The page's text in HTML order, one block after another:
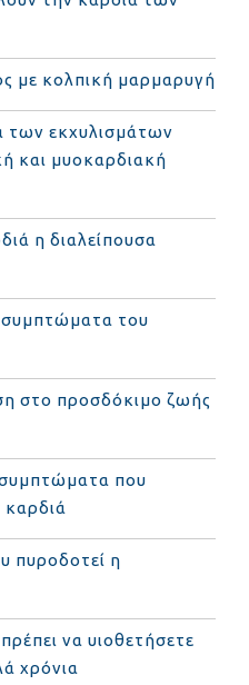
με κολπική μαρμαρυγή
των εκχυλισμάτων
και μυοκαρδιακή
η διαλείπουσα
συμπτώματα του
στο προσδόκιμο ζωής
που
πυροδοτεί η
να υιοθετήσετε
χρόνια